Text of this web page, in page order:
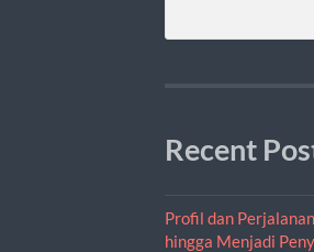
Recent
Profil dan
hingga Menjadi